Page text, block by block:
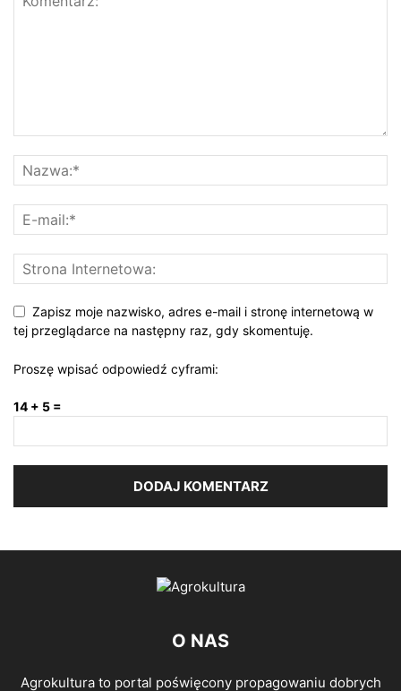
Zapisz moje nazwisko, adres e-mail i stronę internetową w
tej przeglądarce na następny raz, gdy skomentuję.
Proszę wpisać odpowiedź cyframi:
14 + 5 =
O NAS
Agrokultura to portal poświęcony propagowaniu dobrych